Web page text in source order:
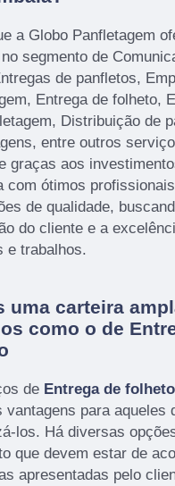
a Globo Panfletagem
segmento de
de panfletos,
Entrega de folheto,
Distribuição de
entre outros
graças aos
com ótimos
de qualidade,
do cliente e a
e trabalhos.
uma carteira
como o de
de Entrega de folheto
vantagens para aqueles
los. Há diversas
que devem estar de
apresentadas pelo